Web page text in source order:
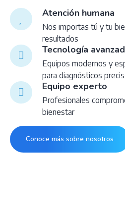
Atención humana
Nos importas tú y tu
resultados
Tecnología
Equipos modernos y
para diagnósticos
Equipo experto
Profesionales
bienestar
Conoce más sobre nosotros